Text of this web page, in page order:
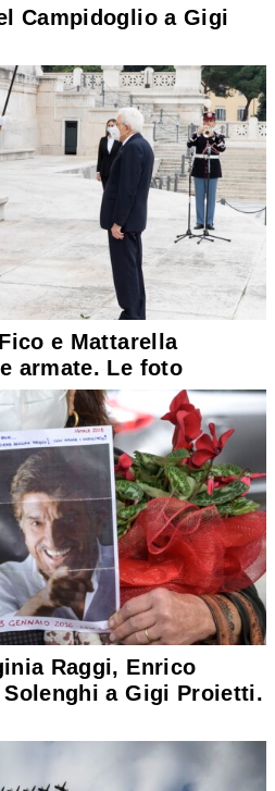
Campidoglio a Gigi
e Mattarella
armate. Le foto
Raggi, Enrico
a Gigi Proietti.